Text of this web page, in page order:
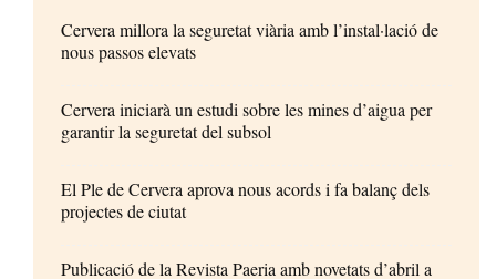
Cervera millora la seguretat viària amb l’instal·lació de
nous passos elevats
Cervera iniciarà un estudi sobre les mines d’aigua per
garantir la seguretat del subsol
El Ple de Cervera aprova nous acords i fa balanç dels
projectes de ciutat
Publicació de la Revista Paeria amb novetats d’abril a